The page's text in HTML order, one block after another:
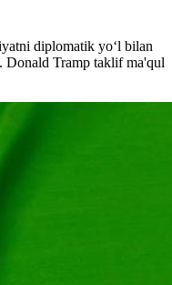
diplomatik yo‘l bilan
Donald Tramp taklif ma'qul